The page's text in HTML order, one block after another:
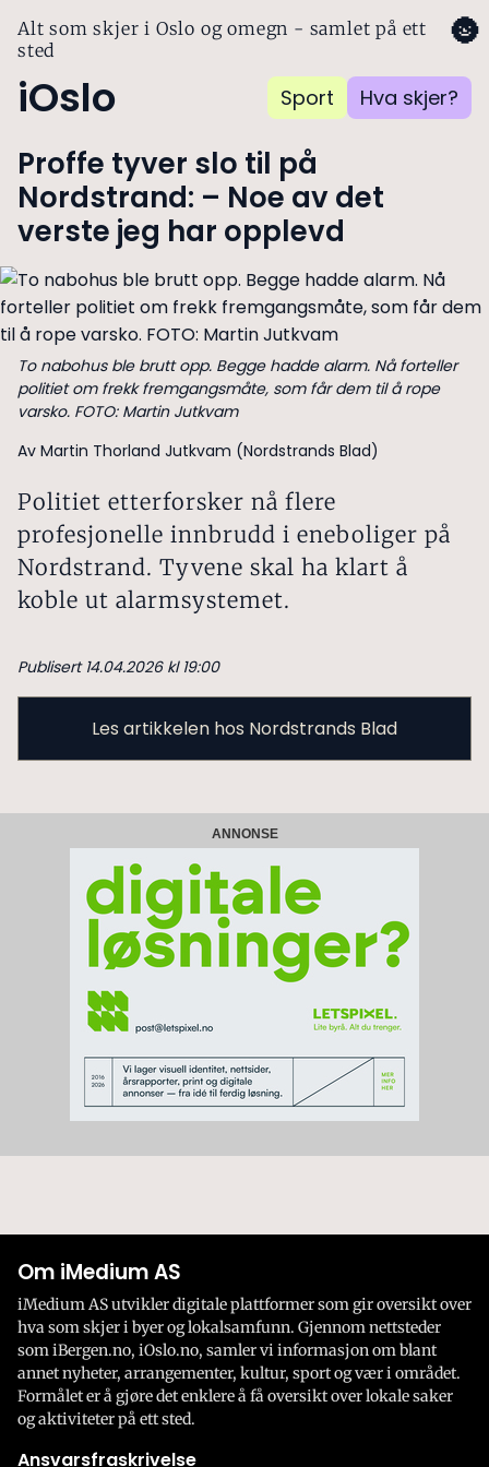
Alt som skjer i Oslo og omegn - samlet på ett
sted
iOslo Sport Hva skjer?
🌚
Proffe tyver slo til på
Nordstrand: – Noe av det
verste jeg har opplevd
To nabohus ble brutt opp. Begge hadde alarm. Nå forteller
politiet om frekk fremgangsmåte, som får dem til å rope
varsko. FOTO: Martin Jutkvam
Av Martin Thorland Jutkvam (Nordstrands Blad)
Politiet etterforsker nå flere
profesjonelle innbrudd i eneboliger på
Nordstrand. Tyvene skal ha klart å
koble ut alarmsystemet.
Publisert 14.04.2026 kl 19:00
Les artikkelen hos Nordstrands Blad
ANNONSE
Om iMedium AS
iMedium AS utvikler digitale plattformer som gir oversikt over
hva som skjer i byer og lokalsamfunn. Gjennom nettsteder
som iBergen.no, iOslo.no, samler vi informasjon om blant
annet nyheter, arrangementer, kultur, sport og vær i området.
Formålet er å gjøre det enklere å få oversikt over lokale saker
og aktiviteter på ett sted.
Ansvarsfraskrivelse